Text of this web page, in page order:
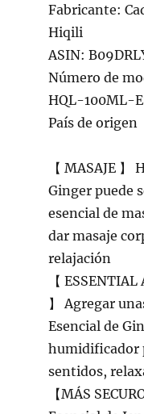
Fabricante:
Hiqili
ASIN:
Número de
HQL-100ML-
【 MASAJE
Ginger puede
esencial de
dar masaje
relajación
【
】 Agregar
Esencial de
humidificador
sentidos,
【MÁS